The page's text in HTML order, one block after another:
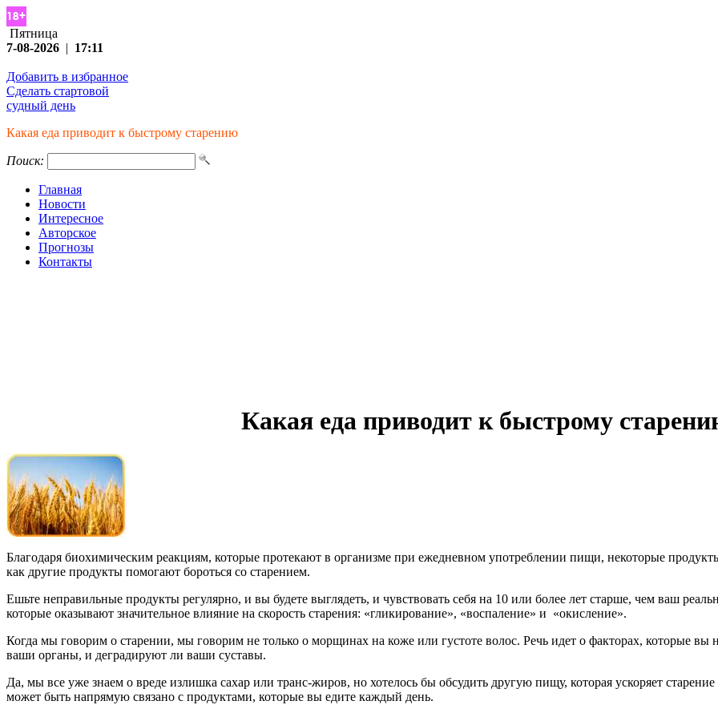
Пятница
7-08-2026 | 17:11
Добавить в избранное
Сделать стартовой
судный день
Какая еда приводит к быстрому старению
Поиск:
Главная
Новости
Интересное
Авторское
Прогнозы
Контакты
Какая еда приводит к быстрому
Благодаря биохимическим реакциям, которые протекают в организме при ежедневном употреблении пищи, некоторые
как другие продукты помогают бороться со старением.
Ешьте неправильные продукты регулярно, и вы будете выглядеть, и чувствовать себя на 10 или более лет старше, чем ваш
которые оказывают значительное влияние на скорость старения: «гликирование», «воспаление» и «окисление».
Когда мы говорим о старении, мы говорим не только о морщинах на коже или густоте волос. Речь идет о факторах, которые
ваши органы, и деградируют ли ваши суставы.
Да, мы все уже знаем о вреде излишка сахар или транс-жиров, но хотелось бы обсудить другую пищу, которая ускоряет
может быть напрямую связано с продуктами, которые вы едите каждый день.